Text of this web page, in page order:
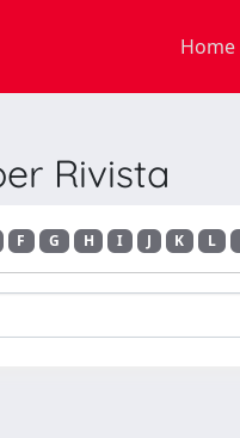
Home
Rivista
F G H I J K L